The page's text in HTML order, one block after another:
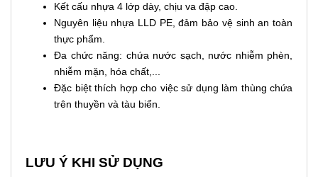
Kết cấu nhựa 4 lớp dày, chịu va đập cao.
Nguyên liệu nhựa LLD PE, đảm bảo vệ sinh an toàn
thực phẩm.
Đa chức năng: chứa nước sạch, nước nhiễm phèn,
nhiễm mặn, hóa chất,...
Đặc biệt thích hợp cho việc sử dụng làm thùng chứa
trên thuyền và tàu biển.
LƯU Ý KHI SỬ DỤNG